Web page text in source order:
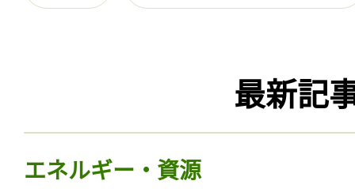
最新記
エネルギー・資源